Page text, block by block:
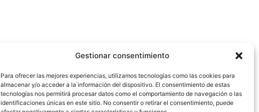
Gestionar consentimiento
Para ofrecer las mejores experiencias, utilizamos tecnologías como las cookies para
almacenar y/o acceder a la información del dispositivo. El consentimiento de estas
tecnologías nos permitirá procesar datos como el comportamiento de navegación o las
identificaciones únicas en este sitio. No consentir o retirar el consentimiento, puede